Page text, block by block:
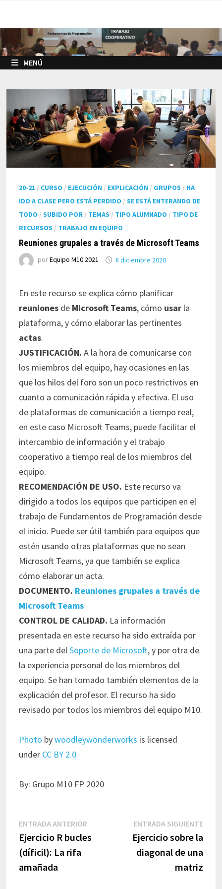
contenido
MENÚ
20-21 / CURSO / EJECUCIÓN / EXPLICACIÓN / GRUPOS / HA
IDO A CLASE PERO ESTÁ PERDIDO /SE ESTÁ ENTERANDO DE
TODO /SUBIDO POR / TEMAS / TIPO ALUMNADO / TIPO DE
RECURSOS / TRABAJO EN EQUIPO
Reuniones grupales a través de Microsoft Teams
porEquipo M10 2021 8 diciembre 2020
En este recurso se explica cómo planificar
reuniones de Microsoft Teams, cómo usar la
plataforma, y cómo elaborar las pertinentes
actas.
JUSTIFICACIÓN. A la hora de comunicarse con
los miembros del equipo, hay ocasiones en las
que los hilos del foro son un poco restrictivos en
cuanto a comunicación rápida y efectiva. El uso
de plataformas de comunicación a tiempo real,
en este caso Microsoft Teams, puede facilitar el
intercambio de información y el trabajo
cooperativo a tiempo real de los miembros del
equipo.
RECOMENDACIÓN DE USO. Este recurso va
dirigido a todos los equipos que participen en el
trabajo de Fundamentos de Programación desde
el inicio. Puede ser útil también para equipos que
estén usando otras plataformas que no sean
Microsoft Teams, ya que también se explica
cómo elaborar un acta.
DOCUMENTO. Reuniones grupales a través de
Microsoft Teams
CONTROL DE CALIDAD. La información
presentada en este recurso ha sido extraída por
una parte delSoporte de Microsoft, y por otra de
la experiencia personal de los miembros del
equipo. Se han tomado también elementos de la
explicación del profesor. El recurso ha sido
revisado por todos los miembros del equipo M10.
Photo bywoodleywonderworks is licensed
under CC BY 2.0
By: Grupo M10 FP 2020
Navegación
entradas
ENTRADA ANTERIOR
anterior:
Ejercicio R bucles
(díficil): La rifa
amañada
ENTRADA SIGUIENTE
Ejercicio sobre la
diagonal de una
matriz